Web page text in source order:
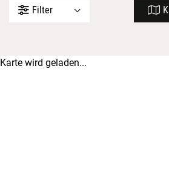
Filter
Karte wird geladen...